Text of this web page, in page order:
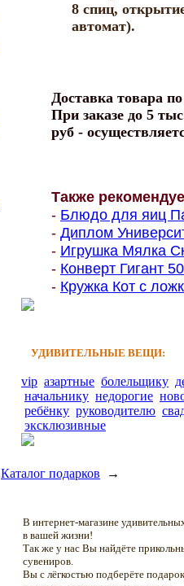
8 спиц,
автомат).
Доставка товара
При заказе до 5
руб -
Также
- Блюдо для яиц
- Диплом
- Игрушка Мялка
- Конверт Гигант
- Кружка Кот с
УДИВИТЕЛЬНЫЕ ВЕЩИ:
vip азартные болельщику
начальнику недорогие
ребёнку руководителю
эксклюзивные
Каталог подарков →
В интернет-магазине
в вашей жизни!
Так же у нас Вы найдёте
сувениров.
Вы с лёгкостью подберёте